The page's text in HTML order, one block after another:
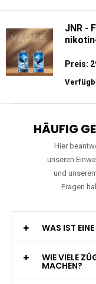
JNR -
Preis:
HÄUFIG
Hier
unseren
und
Fragen
WAS IST
WIE VIELE
MACHEN?